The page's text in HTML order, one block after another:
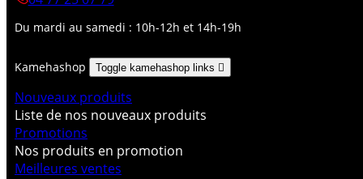
Du mardi au samedi : 10h-12h et 14h-19h
Kamehashop Toggle kamehashop links 
Nouveaux produits
Liste de nos nouveaux produits
Promotions
Nos produits en promotion
Meilleures ventes